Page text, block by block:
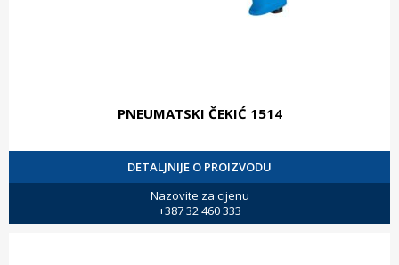
PNEUMATSKI ČEKIĆ 1514
DETALJNIJE O PROIZVODU
Nazovite za cijenu
+387 32 460 333